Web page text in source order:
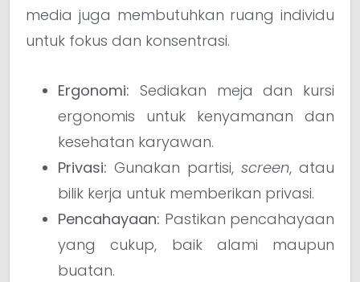
media juga membutuhkan ruang individu
untuk fokus dan konsentrasi.
Ergonomi: Sediakan meja dan kursi
ergonomis untuk kenyamanan dan
kesehatan karyawan.
Privasi: Gunakan partisi, screen, atau
bilik kerja untuk memberikan privasi.
Pencahayaan: Pastikan pencahayaan
yang cukup, baik alami maupun
buatan.